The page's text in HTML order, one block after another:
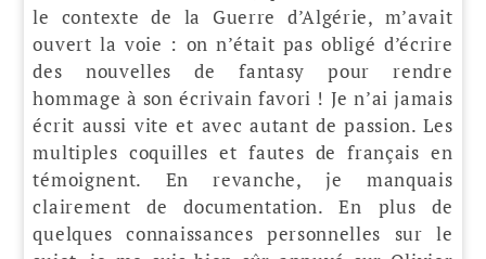
le contexte de la Guerre d’Algérie, m’avait
ouvert la voie : on n’était pas obligé d’écrire
des nouvelles de fantasy pour rendre
hommage à son écrivain favori ! Je n’ai jamais
écrit aussi vite et avec autant de passion. Les
multiples coquilles et fautes de français en
témoignent. En revanche, je manquais
clairement de documentation. En plus de
quelques connaissances personnelles sur le